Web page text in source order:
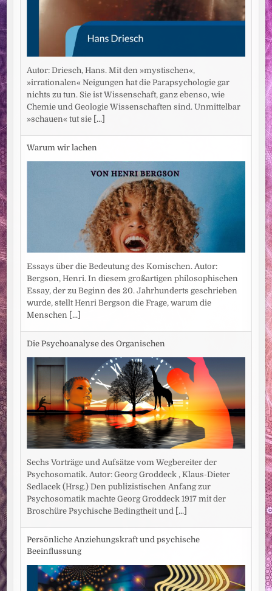
Autor: Driesch, Hans. Mit den »mystischen«,
»irrationalen« Neigungen hat die Parapsychologie gar
nichts zu tun. Sie ist Wissenschaft, ganz ebenso, wie
Chemie und Geologie Wissenschaften sind. Unmittelbar
»schauen« tut sie [...]
Warum wir lachen
Essays über die Bedeutung des Komischen. Autor:
Bergson, Henri. In diesem großartigen philosophischen
Essay, der zu Beginn des 20. Jahrhunderts geschrieben
wurde, stellt Henri Bergson die Frage, warum die
Menschen
[...]
Die Psychoanalyse des Organischen
Sechs Vorträge und Aufsätze vom Wegbereiter der
Psychosomatik. Autor: Georg Groddeck , Klaus-Dieter
Sedlacek (Hrsg.) Den publizistischen Anfang zur
Psychosomatik machte Georg Groddeck 1917 mit der
Broschüre Psychische Bedingtheit und
[...]
Persönliche Anziehungskraft und psychische
Beeinflussung